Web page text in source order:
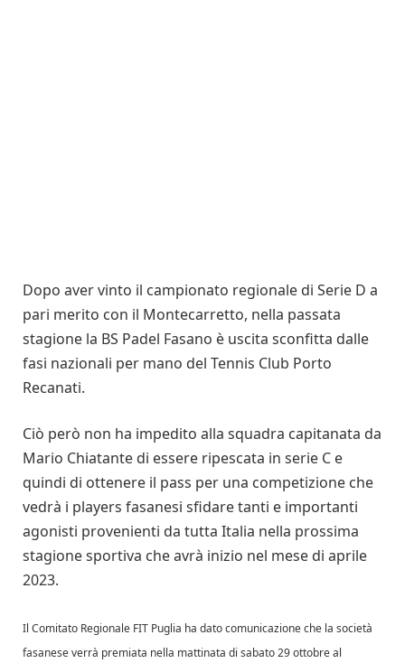
Dopo aver vinto il campionato regionale di Serie D a
pari merito con il Montecarretto, nella passata
stagione la BS Padel Fasano è uscita sconfitta dalle
fasi nazionali per mano del Tennis Club Porto
Recanati.
Ciò però non ha impedito alla squadra capitanata da
Mario Chiatante di essere ripescata in serie C e
quindi di ottenere il pass per una competizione che
vedrà i players fasanesi sfidare tanti e importanti
agonisti provenienti da tutta Italia nella prossima
stagione sportiva che avrà inizio nel mese di aprile
2023.
Il Comitato Regionale FIT Puglia ha dato comunicazione che la società
fasanese verrà premiata nella mattinata di sabato 29 ottobre al